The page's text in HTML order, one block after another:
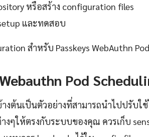
หรือสร้าง configuration files
และทดสอบ
สำหรับ Passkeys WebAuthn
Pod
งต้นเป็นตัวอย่างที่สามารถนำไปปรับ
งๆให้ตรงกับระบบของคุณ ควรเก็บ